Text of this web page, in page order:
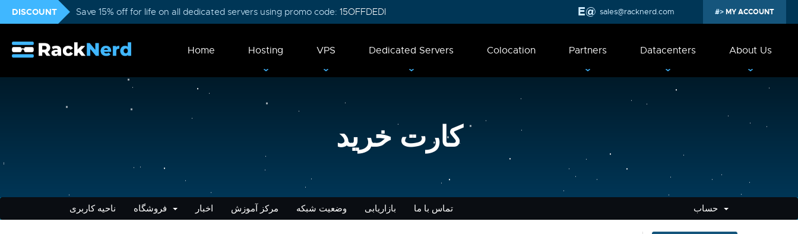
DISCOUNT Save 15% off for life on all dedicated servers using promo code: 15OFFDEDI sales@racknerd.com MY ACCOUNT
Home Hosting VPS Dedicated Servers Colocation Partners Datacenters About Us
کارت خرید
ناحیه کاربری اخبار مرکز آموزش وضعیت شبکه بازاریابی تماس با ما